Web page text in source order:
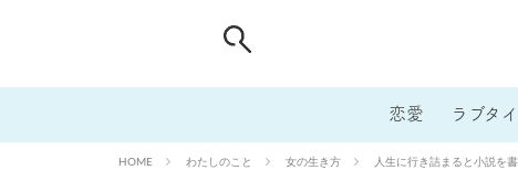
恋愛 ラブタ
HOME わたしのこと 女の生き方 人生に行き詰まると小説を